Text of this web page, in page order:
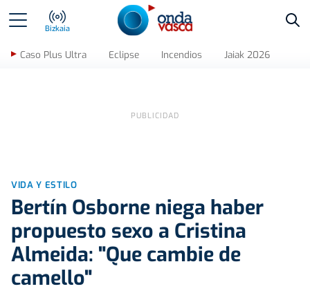
Bizkaia
Caso Plus Ultra Eclipse Incendios Jaiak 2026
VIDA Y ESTILO
Bertín Osborne niega haber
propuesto sexo a Cristina
Almeida: "Que cambie de
camello"